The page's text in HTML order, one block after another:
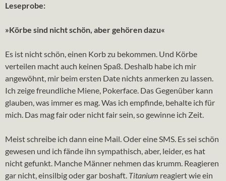
Leseprobe:
»Körbe sind nicht schön, aber gehören dazu«
Es ist nicht schön, einen Korb zu bekommen. Und Körbe
verteilen macht auch keinen Spaß. Deshalb habe ich mir
angewöhnt, mir beim ersten Date nichts anmerken zu lassen.
Ich zeige freundliche Miene, Pokerface. Das Gegenüber kann
glauben, was immer es mag. Was ich empfinde, behalte ich für
mich. Das mag fair oder nicht fair sein, so gewinne ich Zeit.
Meist schreibe ich dann eine Mail. Oder eine SMS. Es sei schön
gewesen und ich fände ihn sympathisch, aber, leider, es hat
nicht gefunkt. Manche Männer nehmen das krumm. Reagieren
gar nicht, einsilbig oder gar boshaft. Titanium reagiert wie ein